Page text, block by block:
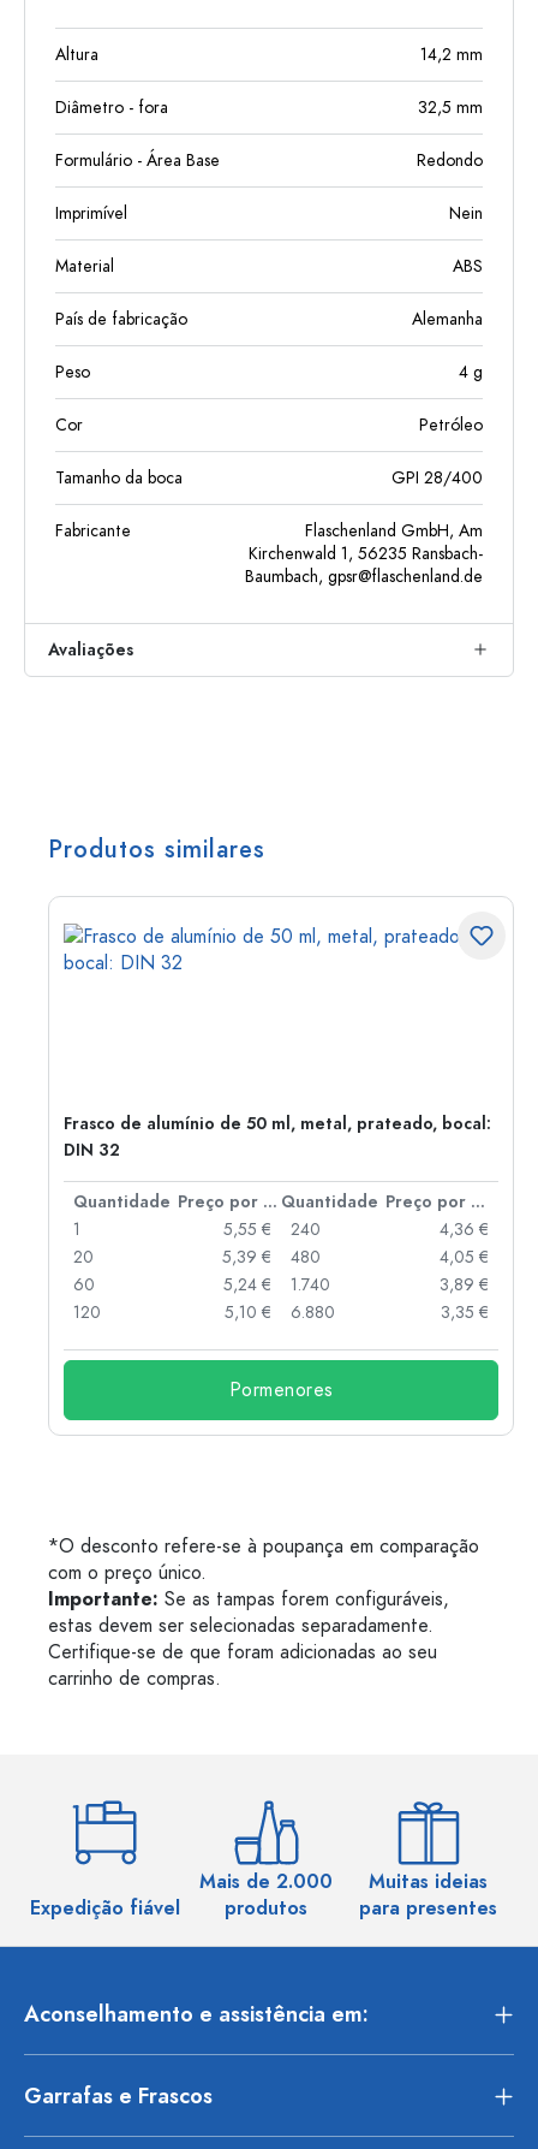
Altura 14,2 mm
Diâmetro - fora 32,5 mm
Formulário - Área Base Redondo
Imprimível Nein
Material ABS
País de fabricação Alemanha
Peso 4 g
Cor Petróleo
Tamanho da boca GPI 28/400
Fabricante
Flaschenland GmbH, Am
Kirchenwald 1, 56235 Ransbach-
Baumbach, gpsr@flaschenland.de
Avaliações
Produtos similares
Frasco de alumínio de 50 ml, metal, prateado, bocal:
DIN 32
Quantidade Preço por peça Quantidade
Preço por peça
1
5,55 €
20
5,39 €
60
5,24 €
120
5,10 €
240
4,36 €
480
4,05 €
1.740
3,89 €
6.880
3,35 €
Pormenores
*O desconto refere-se à poupança em comparação
com o preço único.
Importante: Se as tampas forem configuráveis,
estas devem ser selecionadas separadamente.
Certifique-se de que foram adicionadas ao seu
carrinho de compras.
Expedição fiável
Mais de 2.000
produtos
Muitas ideias
para presentes
Aconselhamento e assistência em:
Garrafas e Frascos